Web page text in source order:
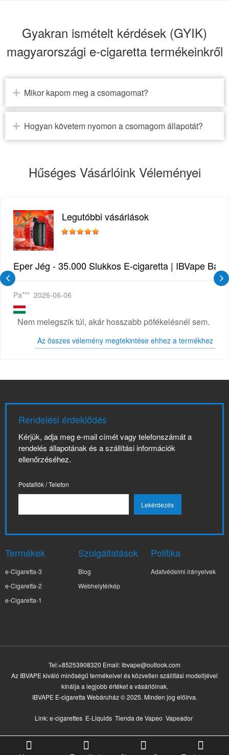
Gyakran ismételt kérdések (GYIK)
magyarországi e-cigaretta termékeinkről
Mikor kapom meg a csomagomat?
Hogyan követem nyomon a csomagom állapotát?
Hűséges Vásárlóink Véleményei
Legutóbbi vásárlások
Eper Jég - 35.000 Slukkos E-cigaretta | IBVape Bar
Pa*** 2026-06-06
Nem melegszik túl, akár hosszabb pöfékelésnél sem.
Az összes vélemény megtekintése ehhez a termékhez
Rendelési érdeklődés
Kérjük, adja meg e-mail címét vagy telefonszámát a
rendelés állapotának és a szállítási információk
ellenőrzéséhez.
Postafiók / Telefon
Termékek
e-Cigaretta-3
e-Cigaretta-2
e-Cigaretta-1
Szolgáltatások
Blog
Webhelytérkép
Politika
Adatvédelmi irányelvek
Tel:+85253908320 Email:ibvape@outlook.com
Az IBVAPE kiváló minőségű termékeivel és közvetlen szállítási modelljével
kínálja a legjobb értéket a vásárlóinak.
IBVAPE E-cigaretta Webáruház © 2025. Minden jog előírva.
Link:e-cigarettes E-Liquids Tienda de Vapeo Vapeador